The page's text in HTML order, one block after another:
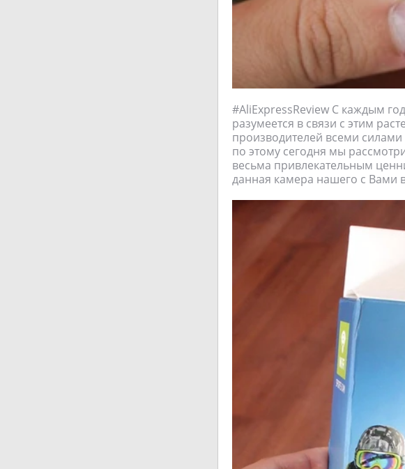
#AliExpressReview С каждым
разумеется в связи с этим
производителей всеми силами
по этому сегодня мы
весьма привлекательным
данная камера нашего с Вами